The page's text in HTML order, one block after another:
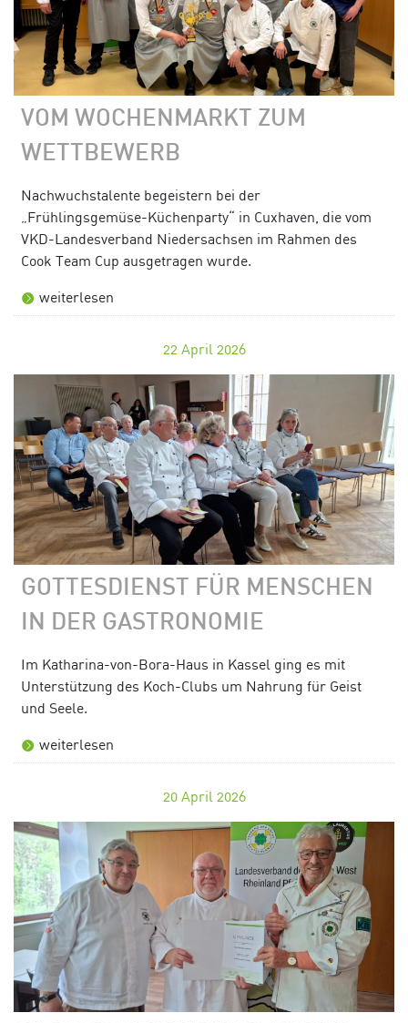
VOM WOCHENMARKT ZUM
WETTBEWERB
Nachwuchstalente begeistern bei der
„Frühlingsgemüse-Küchenparty“ in Cuxhaven, die vom
VKD-Landesverband Niedersachsen im Rahmen des
Cook Team Cup ausgetragen wurde.
weiterlesen
22 April 2026
GOTTESDIENST FÜR MENSCHEN
IN DER GASTRONOMIE
Im Katharina-von-Bora-Haus in Kassel ging es mit
Unterstützung des Koch-Clubs um Nahrung für Geist
und Seele.
weiterlesen
20 April 2026